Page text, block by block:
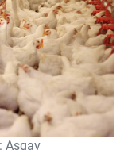
Asgav